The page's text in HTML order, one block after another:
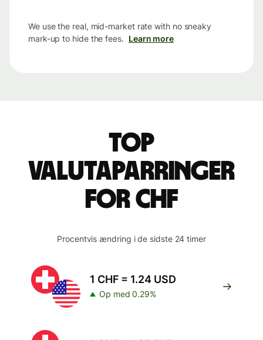
We use the real, mid-market rate with no sneaky
mark-up to hide the fees. Learn more
Top
valutaparringer
for CHF
Procentvis ændring i de sidste 24 timer
1 CHF = 1.24 USD
Op med 0.29%